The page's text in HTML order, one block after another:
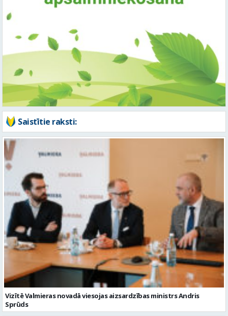
Saistītie raksti:
Vizītē Valmieras novadā viesojas aizsardzības ministrs Andris
Sprūds